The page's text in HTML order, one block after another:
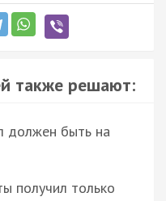
также решают:
должен быть на
получил только